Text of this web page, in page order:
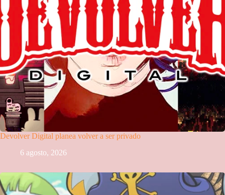
Devolver Digital planea volver a ser privado
6 agosto, 2026